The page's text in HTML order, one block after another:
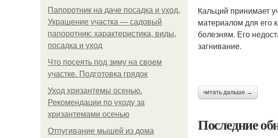
Папоротник на даче посадка и уход.
Украшение участка — садовый
папоротник: характеристика, виды,
посадка и уход
Что посеять под зиму на своем
участке. Подготовка грядок
Уход хризантемы осенью.
Рекомендации по уходу за
хризантемами осенью
Отпугивание мышей из дома
Кальций принимает
материалом для его
болезням. Его
загнивание.
читать дальше →
Последние